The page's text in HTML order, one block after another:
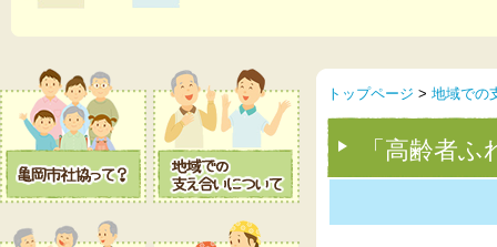
トップページ > 地域での
「高齢者